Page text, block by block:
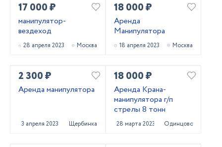
17 000 ₽
манипулятор-
вездеход
28 апреля 2023 Москва
18 000 ₽
Аренда
Манипулятора
18 апреля 2023 Москва
2 300 ₽
Аренда манипулятора
3 апреля 2023 Щербинка
18 000 ₽
Аренда Крана-
манипулятора г/п
стрелы 8 тонн
28 марта 2023 Одинцово